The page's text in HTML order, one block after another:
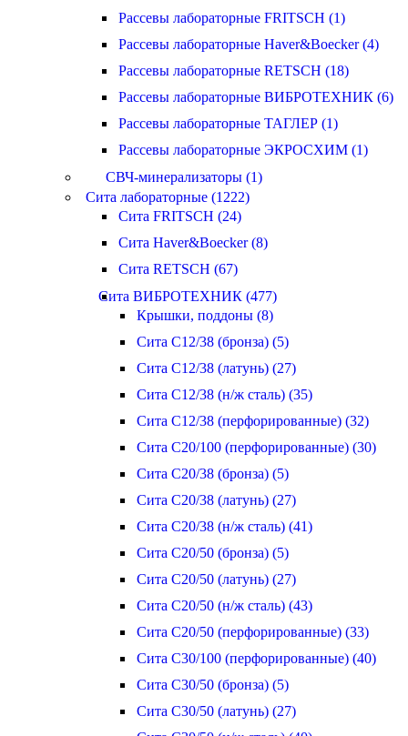
Рассевы лабораторные FRITSCH (1)
Рассевы лабораторные Haver&Boecker (4)
Рассевы лабораторные RETSCH (18)
Рассевы лабораторные ВИБРОТЕХНИК (6)
Рассевы лабораторные ТАГЛЕР (1)
Рассевы лабораторные ЭКРОСХИМ (1)
СВЧ-минерализаторы (1)
Сита лабораторные (1222)
Сита FRITSCH (24)
Сита Haver&Boecker (8)
Сита RETSCH (67)
Сита ВИБРОТЕХНИК (477)
Крышки, поддоны (8)
Сита С12/38 (бронза) (5)
Сита С12/38 (латунь) (27)
Сита С12/38 (н/ж сталь) (35)
Сита С12/38 (перфорированные) (32)
Сита С20/100 (перфорированные) (30)
Сита С20/38 (бронза) (5)
Сита С20/38 (латунь) (27)
Сита С20/38 (н/ж сталь) (41)
Сита С20/50 (бронза) (5)
Сита С20/50 (латунь) (27)
Сита С20/50 (н/ж сталь) (43)
Сита С20/50 (перфорированные) (33)
Сита С30/100 (перфорированные) (40)
Сита С30/50 (бронза) (5)
Сита С30/50 (латунь) (27)